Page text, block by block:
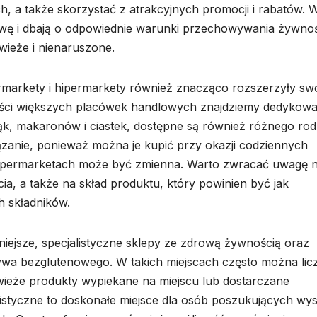
a także skorzystać z atrakcyjnych promocji i rabatów.
i dbają o odpowiednie warunki przechowywania
i nienaruszone.
i hipermarkety również znacząco rozszerzyły
większych placówek handlowych znajdziemy
makaronów i ciastek, dostępne są również różnego
ponieważ można je kupić przy okazji codziennych
może być zmienna. Warto zwracać uwagę
a także na skład produktu, który powinien być jak
specjalistyczne sklepy ze zdrową żywnością oraz
bezglutenowego. W takich miejscach często można
produkty wypiekane na miejscu lub dostarczane
to doskonałe miejsce dla osób poszukujących